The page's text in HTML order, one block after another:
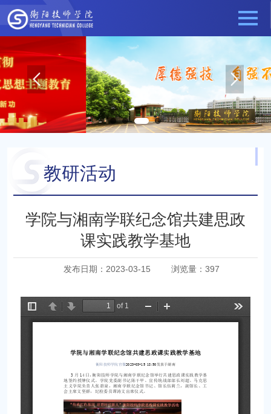
教研活动
当前位置： 教育教学 教研活动
学院与湘南学联纪念馆共建思政
课实践教学基地
发布日期：2023-03-15 浏览量： 397